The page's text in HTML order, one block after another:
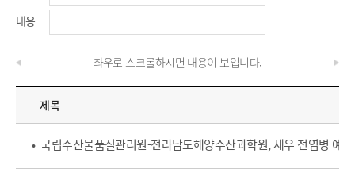
내용
좌우로 스크롤하시면 내용이 보입니다.
제목
• 국립수산물품질관리원-전라남도해양수산과학원, 새우 전염병 예